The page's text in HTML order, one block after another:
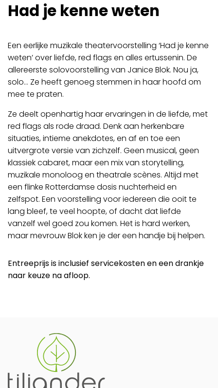
Over ons
Huisgenoten
Contact
Had je kenne weten
Een eerlijke muzikale theatervoorstelling ‘Had je kenne
weten’ over liefde, red flags en alles ertussenin. De
allereerste solovoorstelling van Janice Blok. Nou ja,
solo… Ze heeft genoeg stemmen in haar hoofd om
mee te praten.
Ze deelt openhartig haar ervaringen in de liefde, met
red flags als rode draad. Denk aan herkenbare
situaties, intieme anekdotes, en af en toe een
uitvergrote versie van zichzelf. Geen musical, geen
klassiek cabaret, maar een mix van storytelling,
muzikale monoloog en theatrale scènes. Altijd met
een flinke Rotterdamse dosis nuchterheid en
zelfspot. Een voorstelling voor iedereen die ooit te
lang bleef, te veel hoopte, of dacht dat liefde
vanzelf wel goed zou komen. Het is hard werken,
maar mevrouw Blok ken je der een handje bij helpen.
Entreeprijs is inclusief servicekosten en een drankje
naar keuze na afloop.